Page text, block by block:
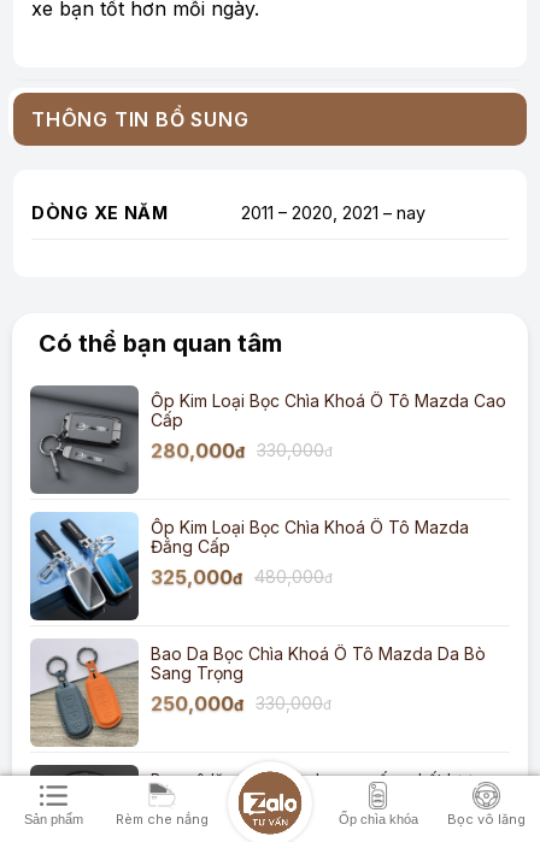
xe bạn tốt hơn mỗi ngày.
THÔNG TIN BỔ SUNG
DÒNG XE NĂM 2011 – 2020, 2021 – nay
Có thể bạn quan tâm
Ốp Kim Loại Bọc Chìa Khoá Ô Tô Mazda Cao
Cấp
280,000đ 330,000đ
Ốp Kim Loại Bọc Chìa Khoá Ô Tô Mazda
Đẳng Cấp
325,000đ 480,000đ
Bao Da Bọc Chìa Khoá Ô Tô Mazda Da Bò
Sang Trọng
250,000đ 330,000đ
Bọc vô lăng xe Mazda cao cấp, chất lượng
345,000 400,000
Sản phẩm Rèm che nắng Ốp chìa khóa Bọc vô lăng